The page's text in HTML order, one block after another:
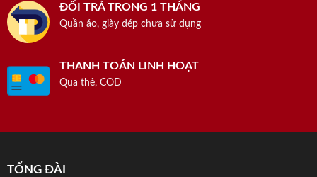
ĐỔI TRẢ TRONG 1 THÁNG
Quần áo, giày dép chưa sử dụng
THANH TOÁN LINH HOẠT
Qua thẻ, COD
TỔNG ĐÀI